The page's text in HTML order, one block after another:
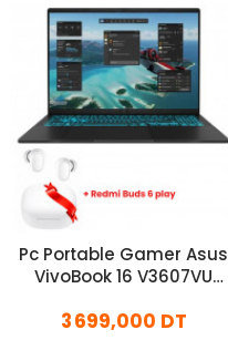
Pc Portable Gamer Asus
VivoBook 16 V3607VU
SSD RTX 4050 Windows 11
3 699,000 DT